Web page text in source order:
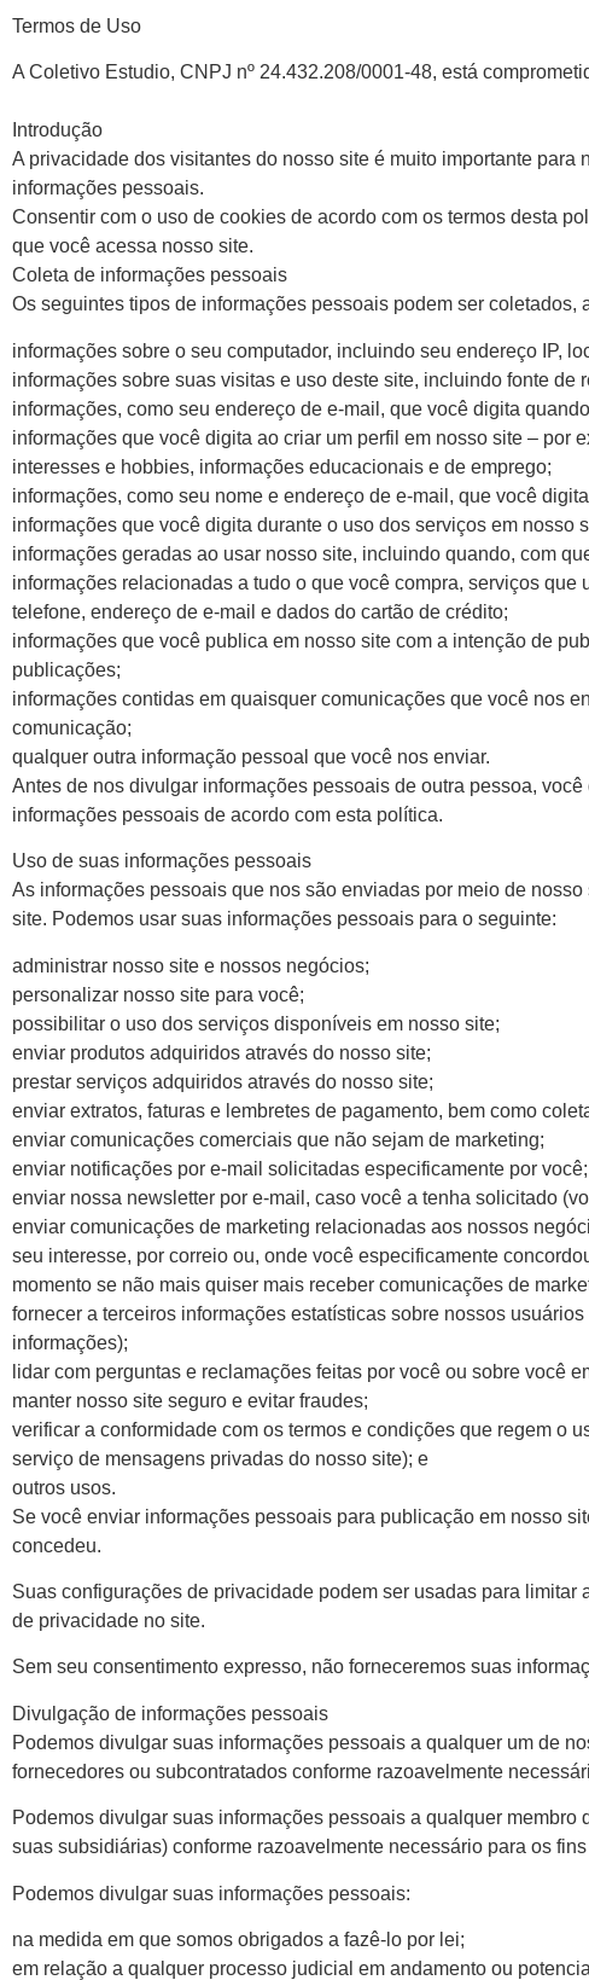
Termos de Uso
A Coletivo Estudio, CNPJ nº 24.432.208/0001-48, está
Introdução
A privacidade dos visitantes do nosso site é muito importante
informações pessoais.
Consentir com o uso de cookies de acordo com os termos desta
que você acessa nosso site.
Coleta de informações pessoais
Os seguintes tipos de informações pessoais podem ser coletados,
informações sobre o seu computador, incluindo seu endereço IP,
informações sobre suas visitas e uso deste site, incluindo fonte
informações, como seu endereço de e-mail, que você digita
informações que você digita ao criar um perfil em nosso site – por
interesses e hobbies, informações educacionais e de emprego;
informações, como seu nome e endereço de e-mail, que você
informações que você digita durante o uso dos serviços em nosso
informações geradas ao usar nosso site, incluindo quando, com
informações relacionadas a tudo o que você compra, serviços
telefone, endereço de e-mail e dados do cartão de crédito;
informações que você publica em nosso site com a intenção de
publicações;
informações contidas em quaisquer comunicações que você nos
comunicação;
qualquer outra informação pessoal que você nos enviar.
Antes de nos divulgar informações pessoais de outra pessoa,
informações pessoais de acordo com esta política.
Uso de suas informações pessoais
As informações pessoais que nos são enviadas por meio de
site. Podemos usar suas informações pessoais para o seguinte:
administrar nosso site e nossos negócios;
personalizar nosso site para você;
possibilitar o uso dos serviços disponíveis em nosso site;
enviar produtos adquiridos através do nosso site;
prestar serviços adquiridos através do nosso site;
enviar extratos, faturas e lembretes de pagamento, bem como
enviar comunicações comerciais que não sejam de marketing;
enviar notificações por e-mail solicitadas especificamente por você;
enviar nossa newsletter por e-mail, caso você a tenha solicitado
enviar comunicações de marketing relacionadas aos nossos
seu interesse, por correio ou, onde você especificamente
momento se não mais quiser mais receber comunicações de
fornecer a terceiros informações estatísticas sobre nossos
informações);
lidar com perguntas e reclamações feitas por você ou sobre você
manter nosso site seguro e evitar fraudes;
verificar a conformidade com os termos e condições que regem o
serviço de mensagens privadas do nosso site); e
outros usos.
Se você enviar informações pessoais para publicação em nosso
concedeu.
Suas configurações de privacidade podem ser usadas para
de privacidade no site.
Sem seu consentimento expresso, não forneceremos suas
Divulgação de informações pessoais
Podemos divulgar suas informações pessoais a qualquer um de
fornecedores ou subcontratados conforme razoavelmente
Podemos divulgar suas informações pessoais a qualquer
suas subsidiárias) conforme razoavelmente necessário para os
Podemos divulgar suas informações pessoais:
na medida em que somos obrigados a fazê-lo por lei;
em relação a qualquer processo judicial em andamento ou